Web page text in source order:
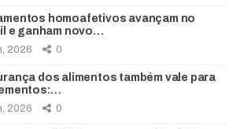
homoafetivos avançam no
e ganham novo…
2026 0
dos alimentos também vale para
2026 0